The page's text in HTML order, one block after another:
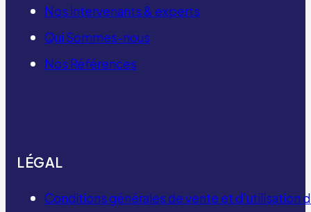
Nos intervenants & experts
Qui Sommes-nous
Nos Références
LÉGAL
Conditions générales de vente et d’utilisation